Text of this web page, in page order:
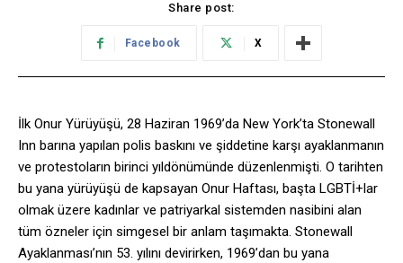
Share post:
Facebook X
İlk Onur Yürüyüşü, 28 Haziran 1969’da New York’ta Stonewall
Inn barına yapılan polis baskını ve şiddetine karşı ayaklanmanın
ve protestoların birinci yıldönümünde düzenlenmişti. O tarihten
bu yana yürüyüşü de kapsayan Onur Haftası, başta LGBTİ+lar
olmak üzere kadınlar ve patriyarkal sistemden nasibini alan
tüm özneler için simgesel bir anlam taşımakta. Stonewall
Ayaklanması’nın 53. yılını devirirken, 1969’dan bu yana